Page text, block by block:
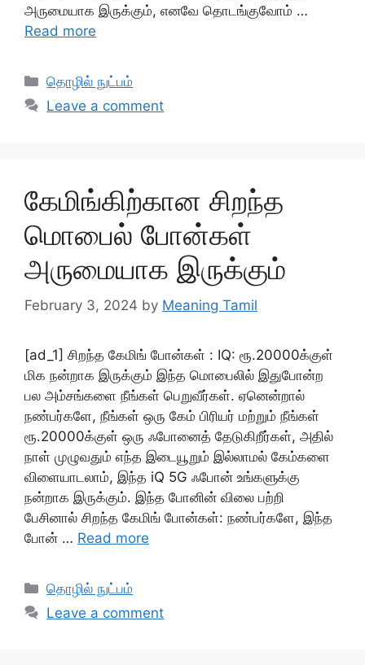
அருமையாக இருக்கும், எனவே தொடங்குவோம் …
Read more
Categories
தொழில் நுட்பம்
Leave a comment
கேமிங்கிற்கான சிறந்த
மொபைல் போன்கள்
அருமையாக இருக்கும்
February 3, 2024 by Meaning Tamil
[ad_1] சிறந்த கேமிங் போன்கள் : IQ: ரூ.20000க்குள்
மிக நன்றாக இருக்கும் இந்த மொபைலில் இதுபோன்ற
பல அம்சங்களை நீங்கள் பெறுவீர்கள். ஏனென்றால்
நண்பர்களே, நீங்கள் ஒரு கேம் பிரியர் மற்றும் நீங்கள்
ரூ.20000க்குள் ஒரு ஃபோனைத் தேடுகிறீர்கள், அதில்
நாள் முழுவதும் எந்த இடையூறும் இல்லாமல் கேம்களை
விளையாடலாம், இந்த iQ 5G ஃபோன் உங்களுக்கு
நன்றாக இருக்கும். இந்த போனின் விலை பற்றி
பேசினால் சிறந்த கேமிங் போன்கள்: நண்பர்களே, இந்த
போன் … Read more
Categories
தொழில் நுட்பம்
Leave a comment